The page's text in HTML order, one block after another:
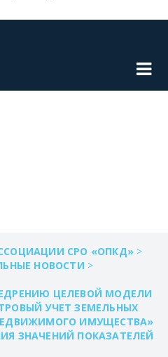
СРО «ОПКД» >
НОВОСТИ >
ЦЕЛЕВОЙ МОДЕЛИ
УЧЕТ ЗЕМЕЛЬНЫХ
ИМУЩЕСТВА»
ЗНАЧЕНИЙ ПОКАЗАТЕЛЕЙ